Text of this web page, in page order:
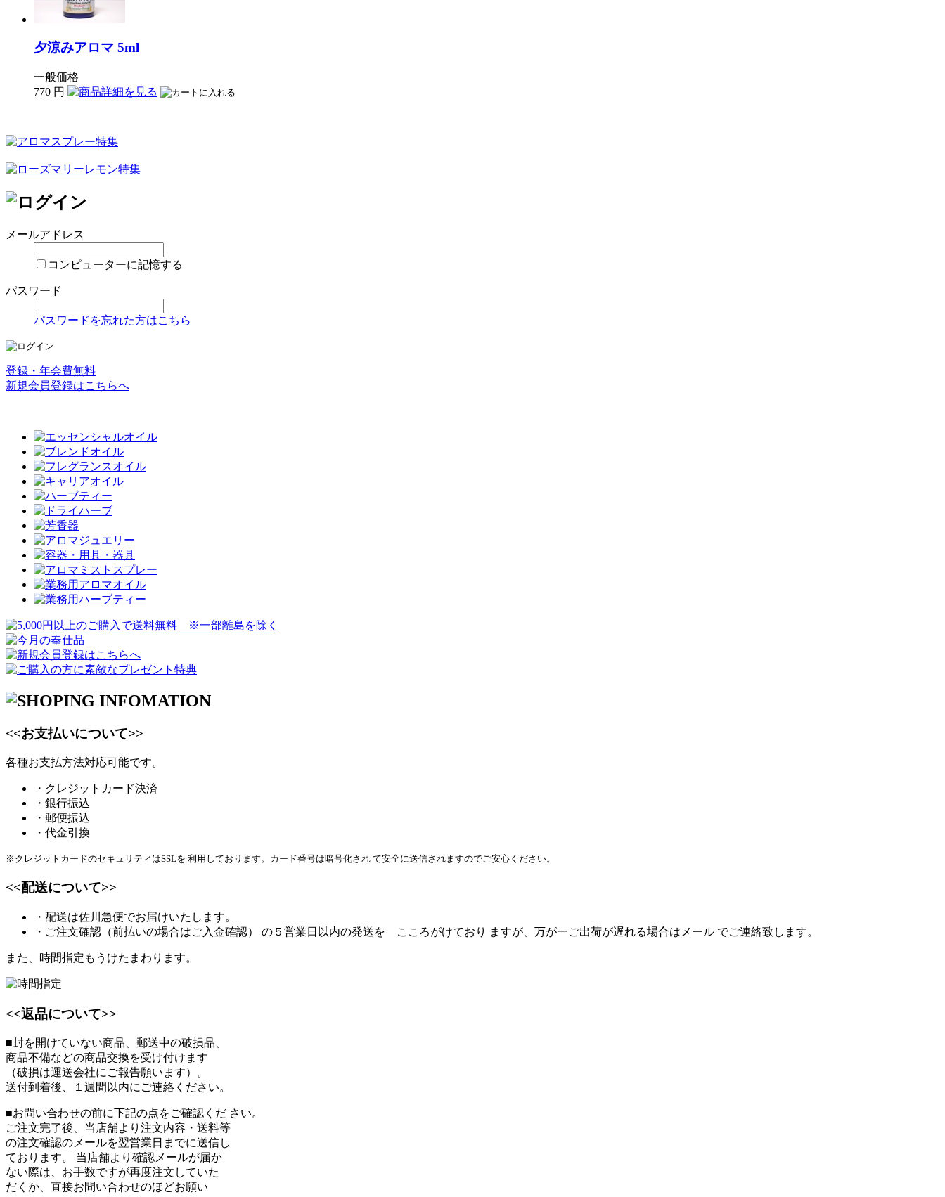
夕涼みアロマ 5ml
一般価格
770 円
メールアドレス
コンピューターに記憶する
パスワード
パスワードを忘れた方はこちら
登録・年会費無料
新規会員登録はこちらへ
<<お支払いについて>>
各種お支払方法対応可能です。
・クレジットカード決済
・銀行振込
・郵便振込
・代金引換
※クレジットカードのセキュリティはSSLを 利用しております。カード番号は暗号化され て安全に送信されますのでご安心ください。
<<配送について>>
・配送は佐川急便でお届けいたします。
・ご注文確認（前払いの場合はご入金確認） の５営業日以内の発送を こころがけており ますが、万が一ご出荷が遅れる場合はメール でご連絡致します。
また、時間指定もうけたまわります。
<<返品について>>
■封を開けていない商品、郵送中の破損品、
商品不備などの商品交換を受け付けます
（破損は運送会社にご報告願います）。
送付到着後、１週間以内にご連絡ください。
■お問い合わせの前に下記の点をご確認くだ さい。
ご注文完了後、当店舗より注文内容・送料等
の注文確認のメールを翌営業日までに送信し
ております。 当店舗より確認メールが届か
ない際は、お手数ですが再度注文していた
だくか、直接お問い合わせのほどお願い